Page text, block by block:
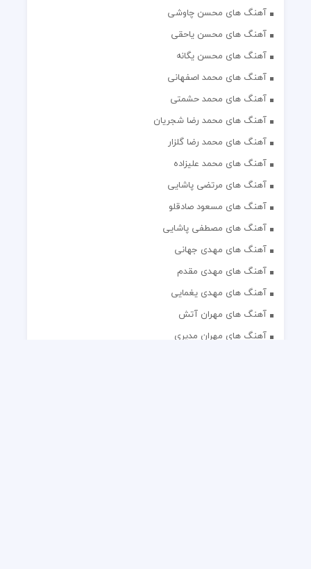
آهنگ های محسن چاوشی
آهنگ های محسن یاحقی
آهنگ های محسن یگانه
آهنگ های محمد اصفهانی
آهنگ های محمد حشمتی
آهنگ های محمد رضا شجریان
آهنگ های محمد رضا گلزار
آهنگ های محمد علیزاده
آهنگ های مرتضی پاشایی
آهنگ های مسعود صادقلو
آهنگ های مصطفی پاشایی
آهنگ های مهدی جهانی
آهنگ های مهدی مقدم
آهنگ های مهدی یغمایی
آهنگ های مهران آتش
آهنگ های مهران مدیری